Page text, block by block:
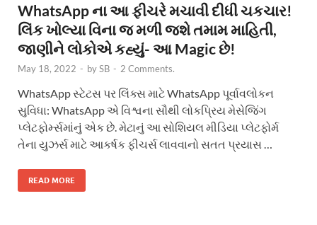
WhatsApp ના આ ફીચરે મચાવી દીધી ચકચાર!
લિંક ખોલ્યા વિના જ મળી જશે તમામ માહિતી,
જાણીને લોકોએ કહ્યું- આ Magic છે!
May 18, 2022 - bySB - 2 Comments.
WhatsApp સ્ટેટસ પર લિંક્સ માટે WhatsApp પૂર્વાવલોકન
સુવિધા: WhatsApp એ વિશ્વના સૌથી લોકપ્રિય મેસેજિંગ
પ્લેટફોર્મ્સમાંનું એક છે. મેટાનું આ સોશિયલ મીડિયા પ્લેટફોર્મ
તેના યુઝર્સ માટે આકર્ષક ફીચર્સ લાવવાનો સતત પ્રયાસ …
READ MORE